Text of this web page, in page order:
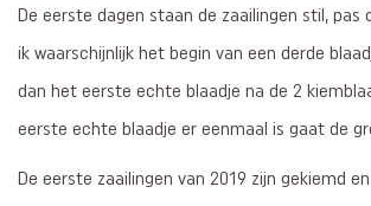
De eerste dagen staan de zaailingen stil, pas
ik waarschijnlijk het begin van een derde
dan het eerste echte blaadje na de 2
eerste echte blaadje er eenmaal is gaat de
De eerste zaailingen van 2019 zijn gekiemd